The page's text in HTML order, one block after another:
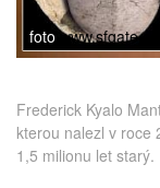
foto
Frederick Kyalo
kterou nalezl v roce
1,5 milionu let starý.